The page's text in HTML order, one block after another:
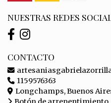
NUESTRAS REDES
CONTACTO
1159576363
Longchamps, Buenos